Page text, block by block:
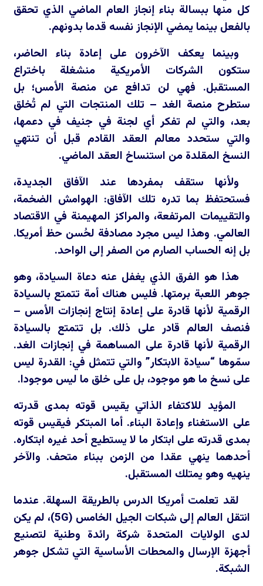
كل منها ببسالة بناء إنجاز العام الماضي الذي تحقق
بالفعل بينما يمضي الإنجاز نفسه قدما بدونهم.
وبينما يعكف الآخرون على إعادة بناء الحاضر،
ستكون الشركات الأمريكية منشغلة باختراع
المستقبل. فهي لن تدافع عن منصة الأمس؛ بل
ستطرح منصة الغد – تلك المنتجات التي لم تُخلق
بعد، والتي لم تفكر أي لجنة في جنيف في دعمها،
والتي ستحدد معالم العقد القادم قبل أن تنتهي
النسخ المقلدة من استنساخ العقد الماضي.
ولأنها ستقف بمفردها عند الآفاق الجديدة،
فستحتفظ بما تدره تلك الآفاق: الهوامش الضخمة،
والتقييمات المرتفعة، والمراكز المهيمنة في الاقتصاد
العالمي. وهذا ليس مجرد مصادفة لحُسن حظ أمريكا.
بل إنه الحساب الصارم من الصفر إلى الواحد.
هذا هو الفرق الذي يغفل عنه دعاة السيادة، وهو
جوهر اللعبة برمتها. فليس هناك أمة تتمتع بالسيادة
الرقمية لأنها قادرة على إعادة إنتاج إنجازات الأمس –
فنصف العالم قادر على ذلك. بل تتمتع بالسيادة
الرقمية لأنها قادرة على المساهمة في إنجازات الغد.
سمّوها “سيادة الابتكار” والتي تتمثل في: القدرة ليس
على نسخ ما هو موجود، بل على خلق ما ليس موجودا.
المؤيد للاكتفاء الذاتي يقيس قوته بمدى قدرته
على الاستغناء وإعادة البناء. أما المبتكر فيقيس قوته
بمدى قدرته على ابتكار ما لا يستطيع أحد غيره ابتكاره.
أحدهما ينهي عقدا من الزمن ببناء متحف. والآخر
ينهيه وهو يمتلك المستقبل.
لقد تعلمت أمريكا الدرس بالطريقة السهلة. عندما
انتقل العالم إلى شبكات الجيل الخامس (5G)، لم يكن
لدى الولايات المتحدة شركة رائدة وطنية لتصنيع
أجهزة الإرسال والمحطات الأساسية التي تشكل جوهر
الشبكة.